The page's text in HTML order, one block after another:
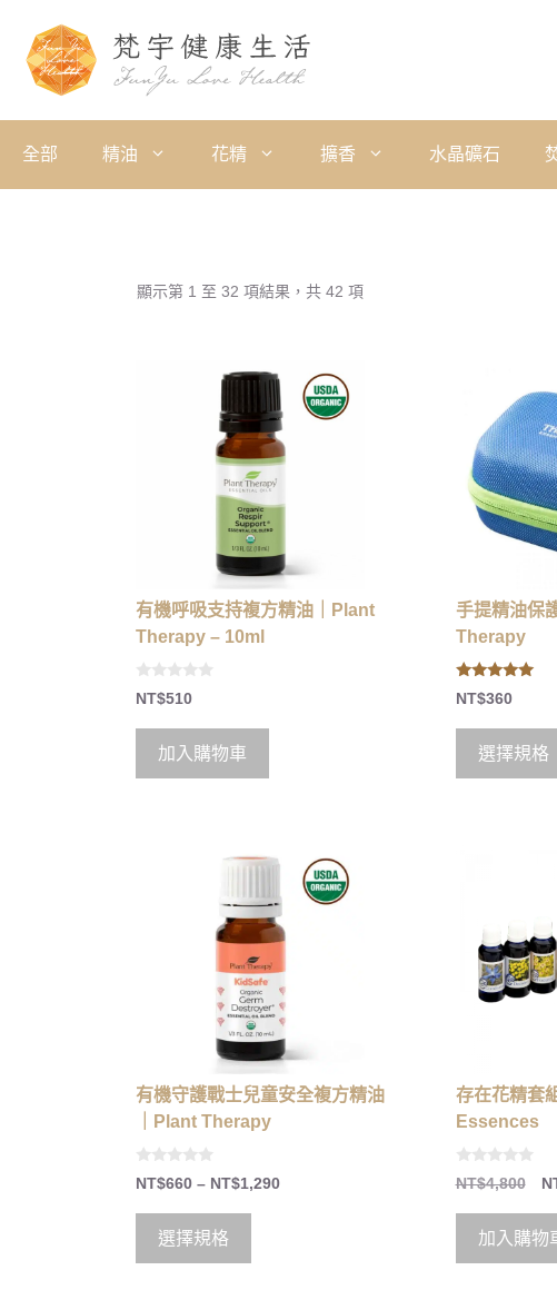
全部 精油 花精 擴香 水晶礦石
顯示第 1 至 32 項結果，共 42 項
有機呼吸支持複方精油｜Plant
Therapy – 10ml
0
o
5
NT$510
加入購物車
手提精油保
Therapy
5.00
out of 5
NT$360
選擇規格
有機守護戰士兒童安全複方精油
｜Plant Therapy
0
o
5
NT$660 – NT$1,290
選擇規格
存在花精套
Essences
0
o
5
NT$4,800
加入購物